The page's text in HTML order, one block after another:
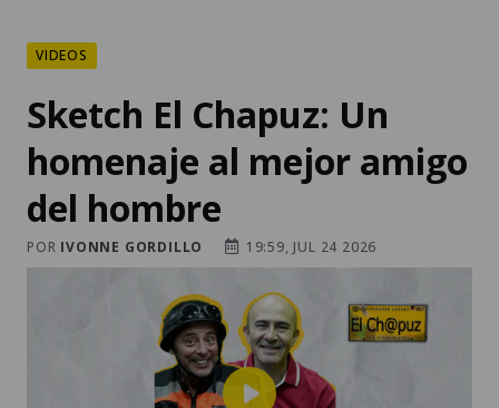
VIDEOS
Sketch El Chapuz: Un
homenaje al mejor amigo
del hombre
POR IVONNE GORDILLO 19:59, JUL 24 2026